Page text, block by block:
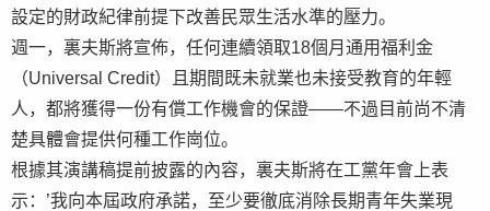
設定的財政紀律前提下改善民眾生活水準的壓力。
週一，裏夫斯將宣佈，任何連續領取18個月通用福利金
（Universal Credit）且期間既未就業也未接受教育的年輕
人，都將獲得一份有償工作機會的保證——不過目前尚不清
楚具體會提供何種工作崗位。
根據其演講稿提前披露的內容，裏夫斯將在工黨年會上表
示：’我向本屆政府承諾，至少要徹底消除長期青年失業現